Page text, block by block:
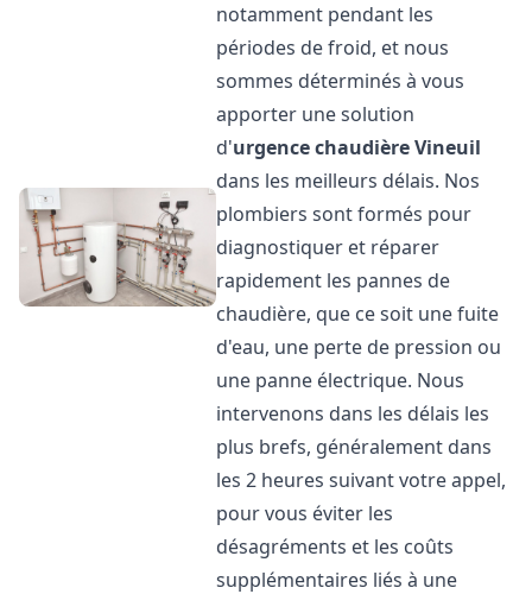
notamment pendant les
périodes de froid, et nous
sommes déterminés à vous
apporter une solution
d'urgence chaudièreVineuil
dans les meilleurs délais. Nos
plombiers sont formés pour
diagnostiquer et réparer
rapidement les pannes de
chaudière, que ce soit une fuite
d'eau, une perte de pression ou
une panne électrique. Nous
intervenons dans les délais les
plus brefs, généralement dans
les 2 heures suivant votre appel,
pour vous éviter les
désagréments et les coûts
supplémentaires liés à une